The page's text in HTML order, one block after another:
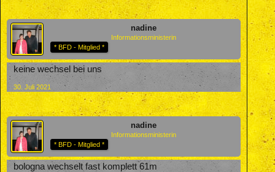
nadine
Informationsministerin
* BFD - Mitglied *
keine wechsel bei uns
30. Juli 2021
nadine
Informationsministerin
* BFD - Mitglied *
bologna wechselt fast komplett 61m